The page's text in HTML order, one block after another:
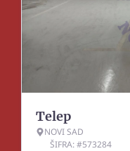
Telep
NOVI SAD
ŠIFRA: #573284